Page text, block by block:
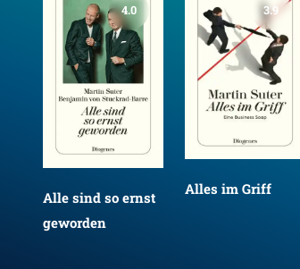
4.0
Alle sind so ernst
geworden
3.9
Alles im Griff